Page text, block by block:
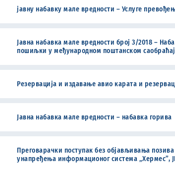
јавну набавку мале вредности – Услуге
Јавна набавка мале вредности број 3/2018 –
пошиљки у међународном поштанском
Резервација и издавање авио карата и
Јавна набавка мале вредности – набавка горива
Преговарачки поступак без објављивања
унапређења информационог система „Хермес”,